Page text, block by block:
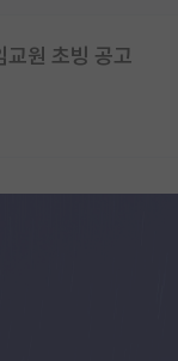
원 초빙 공고